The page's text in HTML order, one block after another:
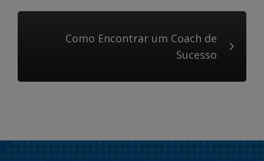
Como Encontrar um Coach de
Sucesso